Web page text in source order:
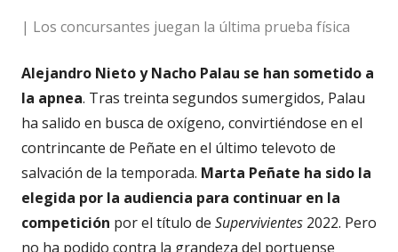
| Los concursantes juegan la última prueba física
Alejandro Nieto y Nacho Palau se han sometido a
la apnea. Tras treinta segundos sumergidos, Palau
ha salido en busca de oxígeno, convirtiéndose en el
contrincante de Peñate en el último televoto de
salvación de la temporada. Marta Peñate ha sido la
elegida por la audiencia para continuar en la
competición por el título de Supervivientes 2022. Pero
no ha podido contra la grandeza del portuense